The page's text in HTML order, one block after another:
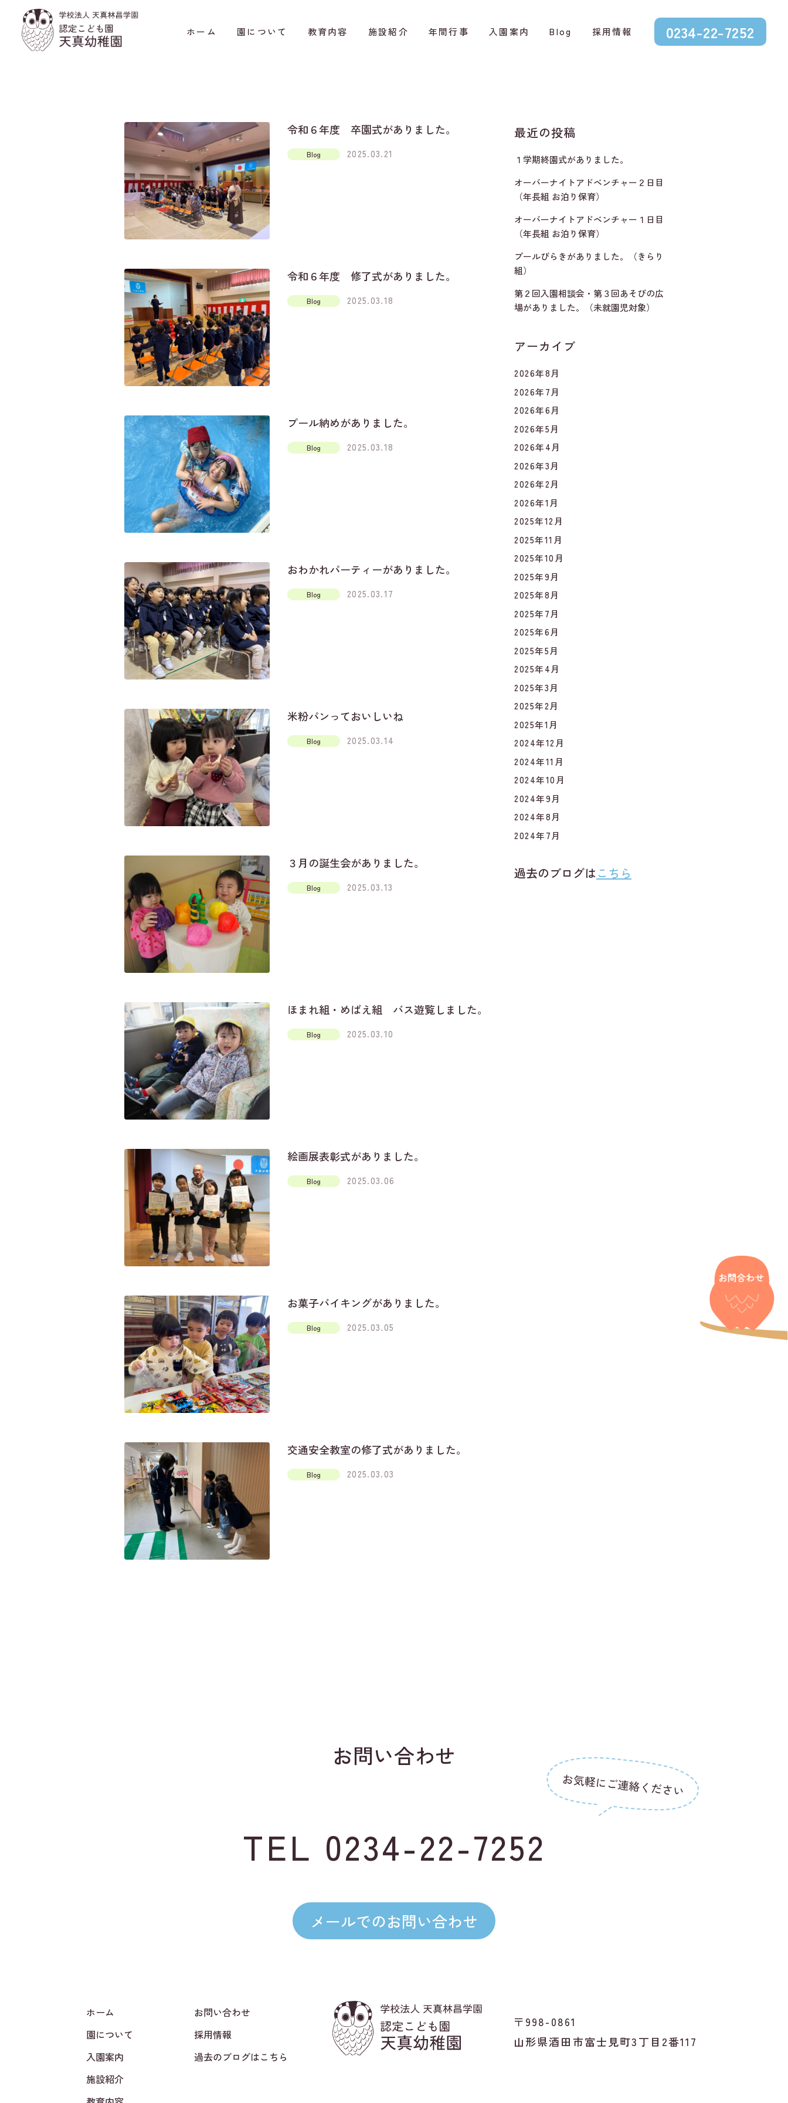
ホーム 園について 教育内容 施設紹介 年間行事 入園案内 Blog 採用情報 0234-22-7252
令和６年度 卒園式がありました。
Blog 2025.03.21
令和６年度 修了式がありました。
Blog 2025.03.18
プール納めがありました。
Blog 2025.03.18
おわかれパーティーがありました。
Blog 2025.03.17
米粉パンっておいしいね
Blog 2025.03.14
３月の誕生会がありました。
Blog 2025.03.13
ほまれ組・めばえ組 バス遊覧しました。
Blog 2025.03.10
絵画展表彰式がありました。
Blog 2025.03.06
お菓子バイキングがありました。
Blog 2025.03.05
交通安全教室の修了式がありました。
Blog 2025.03.03
最近の投稿
１学期終園式がありました。
オーバーナイトアドベンチャー２日目
（年長組 お泊り保育）
オーバーナイトアドベンチャー１日目
（年長組 お泊り保育）
プールびらきがありました。（きらり
組）
第２回入園相談会・第３回あそびの広
場がありました。（未就園児対象）
アーカイブ
2026年8月
2026年7月
2026年6月
2026年5月
2026年4月
2026年3月
2026年2月
2026年1月
2025年12月
2025年11月
2025年10月
2025年9月
2025年8月
2025年7月
2025年6月
2025年5月
2025年4月
2025年3月
2025年2月
2025年1月
2024年12月
2024年11月
2024年10月
2024年9月
2024年8月
2024年7月
過去のブログはこちら
お問い合わせ
TEL 0234-22-7252
メールでのお問い合わせ
ホーム
園について
入園案内
施設紹介
お問い合わせ
採用情報
過去のブログはこちら
〒998-0861
山形県酒田市富士見町3丁目2番117